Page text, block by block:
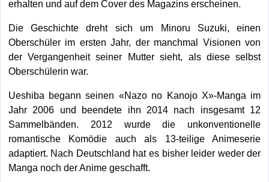
erhalten und auf dem Cover des Magazins erscheinen.
Die Geschichte dreht sich um Minoru Suzuki, einen
Oberschüler im ersten Jahr, der manchmal Visionen von
der Vergangenheit seiner Mutter sieht, als diese selbst
Oberschülerin war.
Ueshiba begann seinen «Nazo no Kanojo X»-Manga im
Jahr 2006 und beendete ihn 2014 nach insgesamt 12
Sammelbänden. 2012 wurde die unkonventionelle
romantische Komödie auch als 13-teilige Animeserie
adaptiert. Nach Deutschland hat es bisher leider weder der
Manga noch der Anime geschafft.